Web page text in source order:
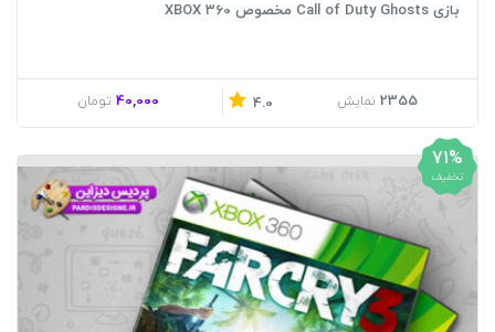
بازی Call of Duty Ghosts مخصوص XBOX 360
2355 نمایش 4.0
40,000 تومان
71%
تخفیف